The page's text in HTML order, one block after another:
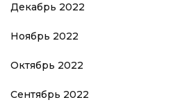
Декабрь 2022
Ноябрь 2022
Октябрь 2022
Сентябрь 2022